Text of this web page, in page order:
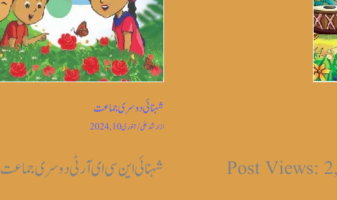
شہنائی دوسری جماعت
ازارشد علی/جنوری 10, 2024
شہنائی این سی ای آر ٹی دوسری جماعت Post Views: 1,830